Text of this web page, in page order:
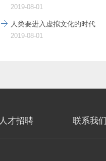
2019-08-01
人类要进入虚拟文化的时代
2019-08-01
人才招聘 联系我们